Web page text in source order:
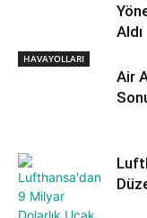
Aldı
HAVAYOLLARI
Air